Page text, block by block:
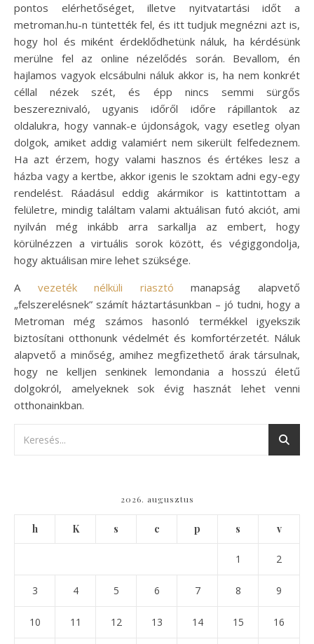
pontos elérhetőséget, illetve nyitvatartási időt a
metroman.hu-n tüntették fel, és itt tudjuk megnézni azt is,
hogy hol és miként érdeklődhetünk náluk, ha kérdésünk
merülne fel az online nézelődés során. Bevallom, én
hajlamos vagyok elcsábulni náluk akkor is, ha nem konkrét
céllal nézek szét, és épp nincs semmi sürgős
beszereznivaló, ugyanis időről időre rápillantok az
oldalukra, hogy vannak-e újdonságok, vagy esetleg olyan
dolgok, amiket addig valamiért nem sikerült felfedeznem.
Ha azt érzem, hogy valami hasznos és értékes lesz a
házba vagy a kertbe, akkor igenis le szoktam adni egy-egy
rendelést. Ráadásul eddig akármikor is kattintottam a
felületre, mindig találtam valami aktuálisan futó akciót, ami
nyilván még inkább arra sarkallja az embert, hogy
körülnézzen a virtuális sorok között, és végiggondolja,
hogy aktuálisan mire lehet szüksége.
A vezeték nélküli riasztó manapság alapvető
„felszerelésnek” számít háztartásunkban – jó tudni, hogy a
Metroman még számos hasonló termékkel igyekszik
biztosítani otthonunk védelmét és komfortérzetét. Náluk
alapvető a minőség, amihez megfizethető árak társulnak,
hogy ne kelljen senkinek lemondania a hosszú életű
dolgokról, amelyeknek sok évig hasznát lehet venni
otthonainkban.
2026. augusztus
h K s c p s v
1 2
3 4 5 6 7 8 9
10 11 12 13 14 15 16